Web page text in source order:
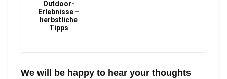
Outdoor-
Erlebnisse –
herbstliche
Tipps
We will be happy to hear your thoughts